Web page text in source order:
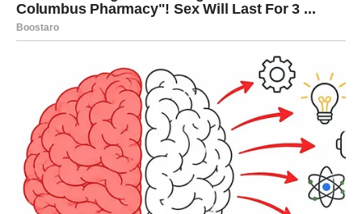
Vrata kupatila su još jedan detalj koji često biva
zanemaren. Prema Vastu, vrata ovih prostorija bi uvijek
trebala biti zatvorena, jer se smatra da kupatilo sadrži
energiju otpuštanja i eliminacije. Otvorena vrata kupatila
mogu simbolično “povući” energiju bogatstva i
blagostanja iz ostatka doma, poput vode koja neprestano
otiče. Zatvorena vrata pomažu u očuvanju finansijske